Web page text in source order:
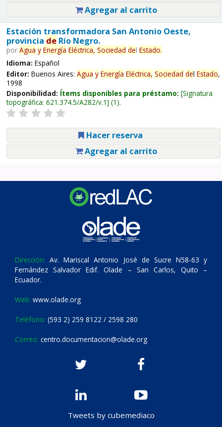
Agregar al carrito
Estación transformadora San Antonio Oeste,
provincia deRío Negro.
por Agua y Energía Eléctrica, Sociedad del Estado.
Idioma: Español
Editor: Buenos Aires: Agua y Energía Eléctrica, Sociedad del Estado,
1998
Disponibilidad: Ítems disponibles para préstamo: Signatura
topográfica: 621.374.5/A282/v.1 (1).
Hacer reserva
Agregar al carrito
Dirección: Av. Mariscal Antonio José de Sucre N58-63 y
Fernández Salvador Edif. Olade – San Carlos, Quito –
Ecuador.
Web: www.olade.org
Teléfono: (593 2) 259 8122 / 2598 280
Correo: centro.documentacion@olade.org
Tweets by cubemediaco